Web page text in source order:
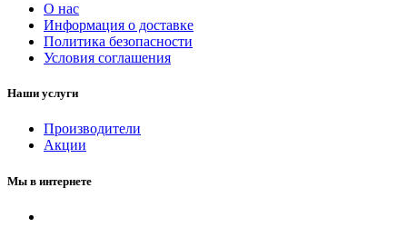
О нас
Информация о доставке
Политика безопасности
Условия соглашения
Наши услуги
Производители
Акции
Мы в интернете